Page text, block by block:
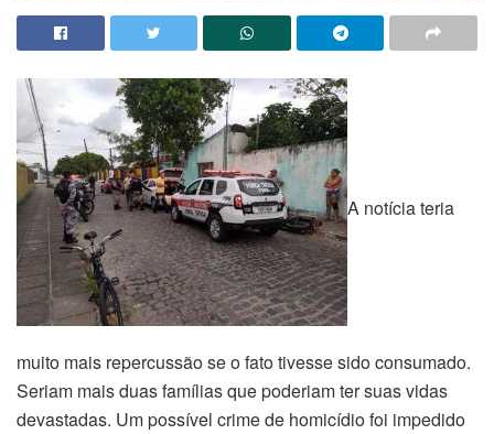
A notícia teria
muito mais repercussão se o fato tivesse sido consumado.
Seriam mais duas famílias que poderiam ter suas vidas
devastadas. Um possível crime de homicídio foi impedido